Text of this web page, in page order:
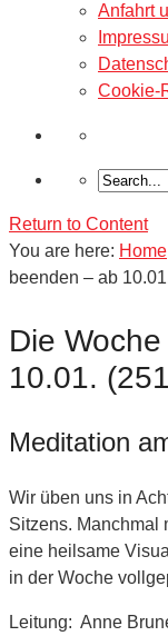
Anfahrt
Cookie-
Return to Content
You are here: Home
beenden – ab
Die
10.01.
Meditation
Wir üben uns in
Sitzens. Manchmal
eine heilsame
in der Woche
Leitung: Anne